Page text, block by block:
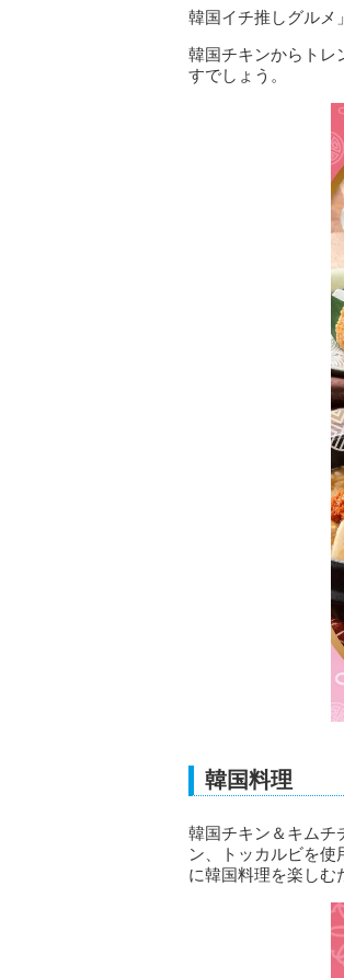
韓国イチ推しグルメ
韓国チキンからトレ
すでしょう。
韓国料理
韓国チキン＆キムチ
ン、トッカルビを
に韓国料理を楽しむ